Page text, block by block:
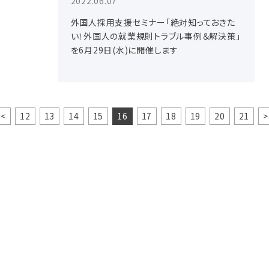
外国人採用支援セミナー「絶対知っておきた
い！外国人の就業規則トラブル事例＆解決策」
を6月29日(水)に開催します
< 12 13 14 15 16 17 18 19 20 21 >